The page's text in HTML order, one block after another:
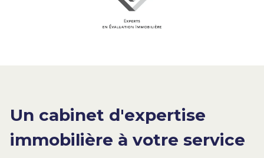
Un cabinet d'expertise
immobilière à votre service